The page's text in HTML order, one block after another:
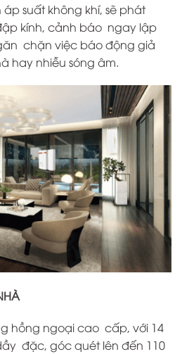
suất không khí, sẽ phát
kính, cảnh báo ngay lập
chặn việc báo động giả
hay nhiễu sóng âm.
hồng ngoại cao cấp, với 14
đặc, góc quét lên đến 110